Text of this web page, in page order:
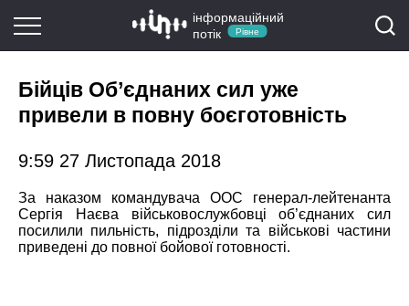
інформаційний
потік
Рівне
Бійців Об’єднаних сил уже
привели в повну боєготовність
9:59 27 Листопада 2018
За наказом командувача ООС генерал-лейтенанта
Сергія Наєва військовослужбовці об’єднаних сил
посилили пильність, підрозділи та військові частини
приведені до повної бойової готовності.